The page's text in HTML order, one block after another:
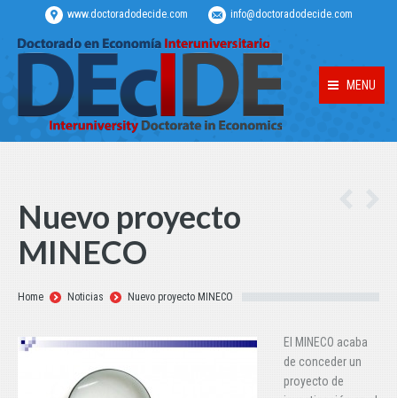
www.doctoradodecide.com info@doctoradodecide.com
MENU
Nuevo proyecto
MINECO
Estás aquí:
Home Noticias Nuevo proyecto MINECO
El MINECO acaba
de conceder un
proyecto de